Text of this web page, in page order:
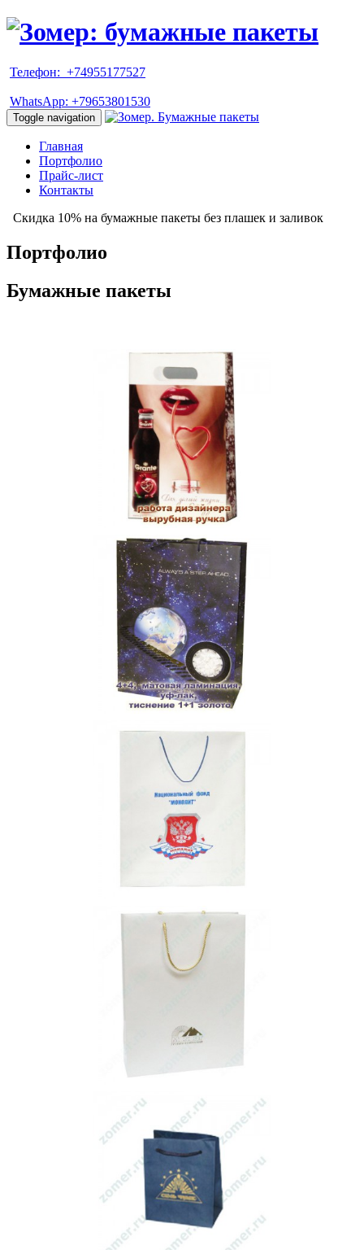
Телефон: +74955177527
WhatsApp: +79653801530
Toggle navigation
Главная
Портфолио
Прайс-лист
Контакты
Скидка 10% на бумажные пакеты без плашек и заливок
Портфолио
Бумажные пакеты